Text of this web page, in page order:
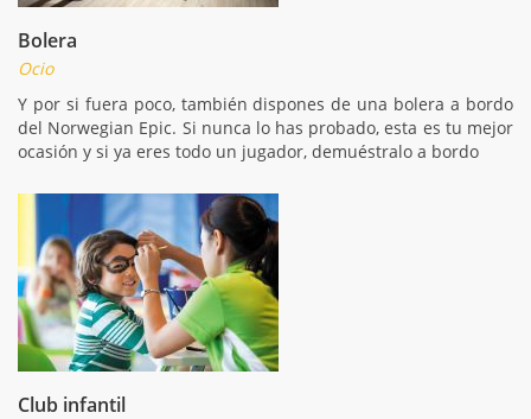
Bolera
Ocio
Y por si fuera poco, también dispones de una bolera a bordo
del Norwegian Epic. Si nunca lo has probado, esta es tu mejor
ocasión y si ya eres todo un jugador, demuéstralo a bordo
Club infantil